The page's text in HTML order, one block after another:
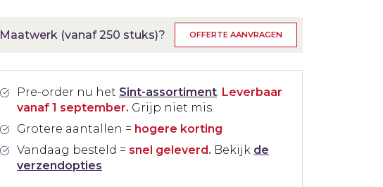
Maatwerk (vanaf 250 stuks)? OFFERTE AANVRAGEN
Pre-order nu het Sint-assortiment. Leverbaar
vanaf 1 september. Grijp niet mis.
Grotere aantallen = hogere korting
Vandaag besteld = snel geleverd. Bekijk de
verzendopties